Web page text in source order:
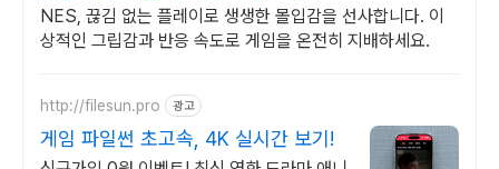
NES, 끊김 없는 플레이로 생생한 몰입감을 선사합니다. 이
상적인 그립감과 반응 속도로 게임을 온전히 지배하세요.
http://filesun.pro 광고
게임 파일썬 초고속, 4K 실시간 보기!